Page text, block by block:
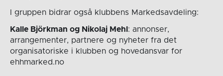
I gruppen bidrar også klubbens Markedsavdeling:
Kalle Björkman og Nikolaj Mehl : annonser,
arrangementer, partnere og nyheter fra det
organisatoriske i klubben og hovedansvar for
ehhmarked.no